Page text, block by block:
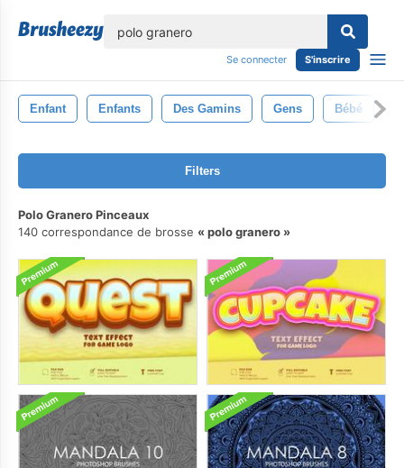
Se connecter S'inscrire
Enfant Enfants Des Gamins Gens Bébé
Filters
Polo Granero Pinceaux
140 correspondance de brosse
polo granero